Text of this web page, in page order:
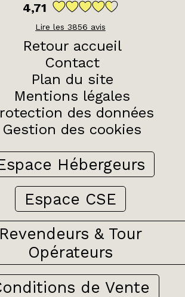
4,71
Lire les 3856 avis
Retour accueil
Contact
Plan du site
Mentions légales
des données
Gestion des cookies
Hébergeurs
Espace CSE
Revendeurs & Tour
Opérateurs
de Vente